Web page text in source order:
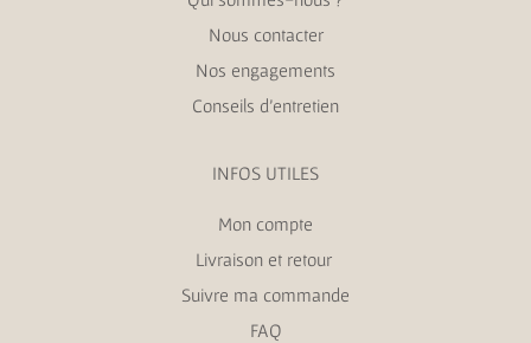
Nous contacter
Nos engagements
Conseils d’entretien
INFOS UTILES
Mon compte
Livraison et retour
Suivre ma commande
FAQ